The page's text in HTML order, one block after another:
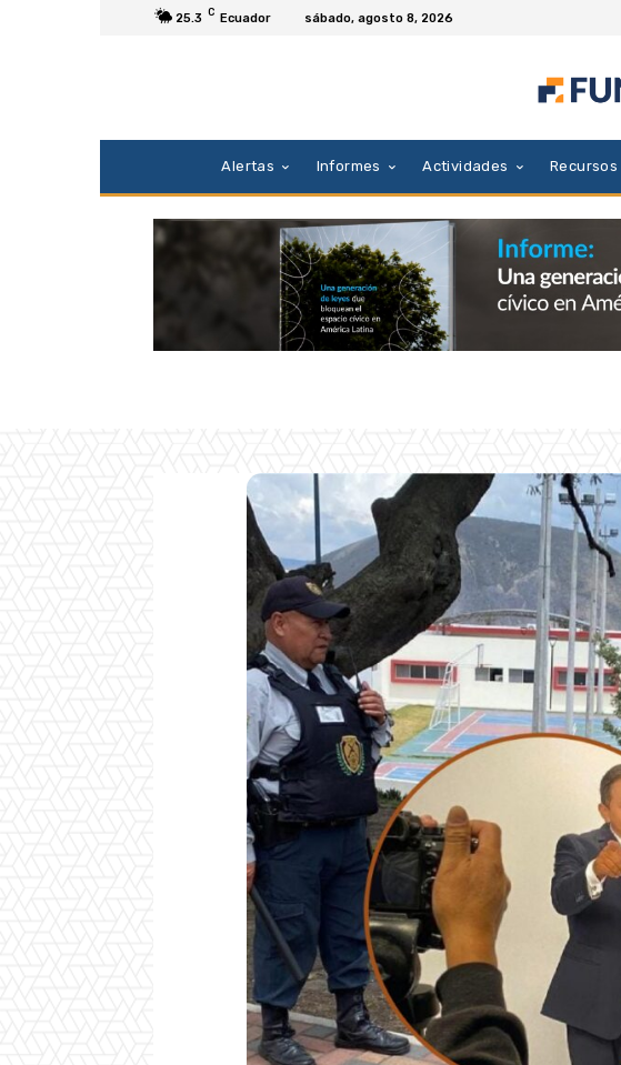
25.3 C Ecuador sábado, agosto 8, 2026
Alertas Informes Actividades Recursos